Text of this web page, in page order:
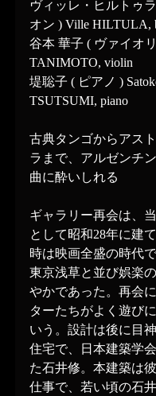
ヴィッレ・ヒルトゥ
オン ) Ville HILTULA,
谷本 華子 ( ヴァイオ
TANIMOTO, violin
堤聡子 ( ピアノ )
TSUTSUMI, piano
古典タンゴからアス
ラまで、アルゼンチ
曲に酔いしれる
ギャラリー再会は、
として昭和28年に建
時は映画全盛の時代
東京浅草と並び娯楽
やかであった。再会
ターたちがよく遊び
いう。設計は後に目
住宅で、日本建築学
た石井修。本建築は
仕事で、若い頃の石